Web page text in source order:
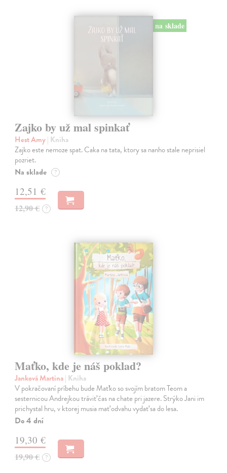
na sklade
Zajko by už mal spinkať
Hest Amy| Kniha
Zajko este nemoze spat. Caka na tata, ktory sa nanho stale neprisiel
pozriet.
Na sklade ?
12,51 €
12,90 € ?
Maťko, kde je náš poklad?
Janková Martina| Kniha
V pokračovaní príbehu bude Maťko so svojím bratom Teom a
sesternicou Andrejkou tráviť čas na chate pri jazere. Strýko Jani im
prichystal hru, v ktorej musia mať odvahu vydať sa do lesa.
Do 4 dní
19,30 €
19,90 € ?